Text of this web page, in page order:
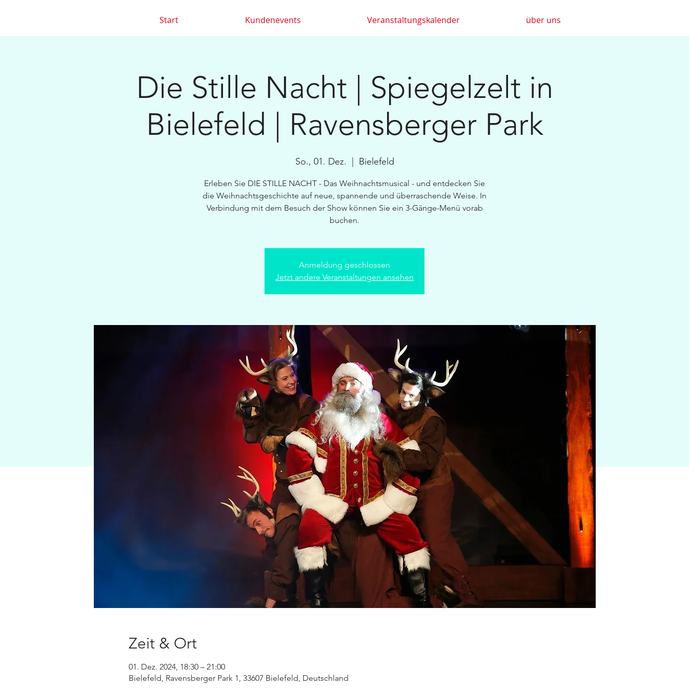
Start Kundenevents Veranstaltungskalender über uns
Die Stille Nacht | Spiegelzelt in
Bielefeld | Ravensberger Park
So., 01. Dez. Bielefeld
Erleben Sie DIE STILLE NACHT - Das Weihnachtsmusical - und entdecken Sie
die Weihnachtsgeschichte auf neue, spannende und überraschende Weise.​ In
Verbindung mit dem Besuch der Show können Sie ein 3-Gänge-Menü vorab
buchen.
Anmeldung geschlossen
Jetzt andere Veranstaltungen ansehen
Zeit & Ort
01. Dez. 2024, 18:30 – 21:00
Bielefeld, Ravensberger Park 1, 33607 Bielefeld, Deutschland